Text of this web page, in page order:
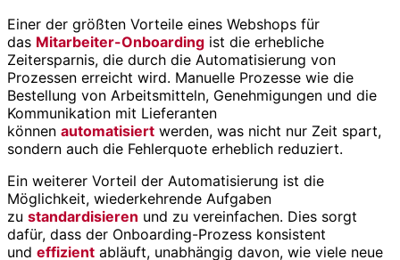
Einer der größten Vorteile eines Webshops für
das Mitarbeiter-Onboarding ist die erhebliche
Zeitersparnis, die durch die Automatisierung von
Prozessen erreicht wird. Manuelle Prozesse wie die
Bestellung von Arbeitsmitteln, Genehmigungen und die
Kommunikation mit Lieferanten
können automatisiert werden, was nicht nur Zeit spart,
sondern auch die Fehlerquote erheblich reduziert.
Ein weiterer Vorteil der Automatisierung ist die
Möglichkeit, wiederkehrende Aufgaben
zu standardisieren und zu vereinfachen. Dies sorgt
dafür, dass der Onboarding-Prozess konsistent
und effizient abläuft, unabhängig davon, wie viele neue